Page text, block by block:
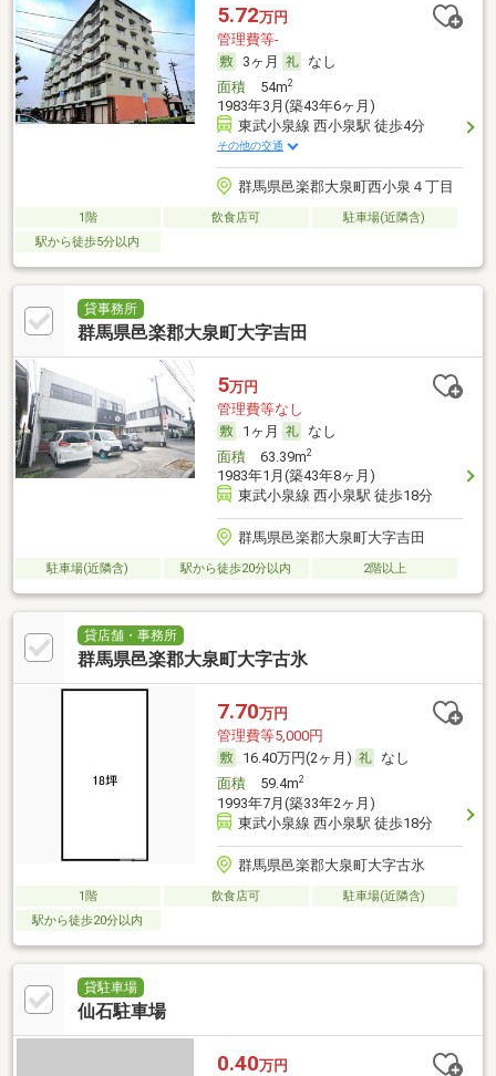
5.72万円
管理費等-
3ヶ月
なし
面積54m2
1983年3月(築43年6ヶ月)
東武小泉線 西小泉駅 徒歩4分
その他の交通
群馬県邑楽郡大泉町西小泉４丁目
1階 飲食店可
駐車場(近隣含)
駅から徒歩5分以内
貸事務所
群馬県邑楽郡大泉町大字吉田
5万円
管理費等なし
1ヶ月
なし
面積63.39m2
1983年1月(築43年8ヶ月)
東武小泉線 西小泉駅 徒歩18分
群馬県邑楽郡大泉町大字吉田
駐車場(近隣含) 駅から徒歩20分以内 2階以上
貸店舗・事務所
群馬県邑楽郡大泉町大字古氷
7.70万円
管理費等5,000円
16.40万円(2ヶ月)
なし
面積59.4m2
1993年7月(築33年2ヶ月)
東武小泉線 西小泉駅 徒歩18分
群馬県邑楽郡大泉町大字古氷
1階 飲食店可
駐車場(近隣含)
駅から徒歩20分以内
貸駐車場
仙石駐車場
0.40万円